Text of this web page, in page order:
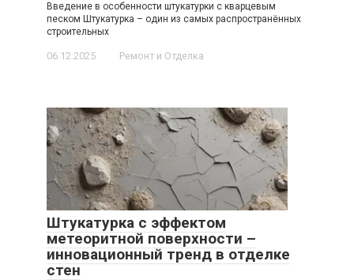
Введение в особенности штукатурки с кварцевым
песком Штукатурка – один из самых распространённых
строительных
06.12.2025 Ремонт и Отделка
Штукатурка с эффектом
метеоритной поверхности –
инновационный тренд в отделке
стен